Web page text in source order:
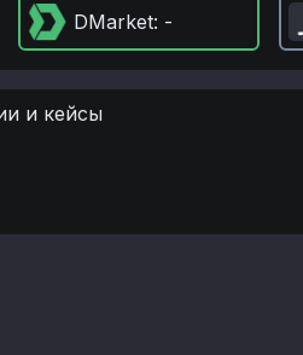
DMarket: -
и кейсы